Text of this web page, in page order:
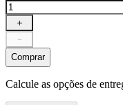
＋
－
Comprar
Calcule as opções de